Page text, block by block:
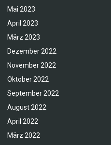
Mai 2023
April 2023
März 2023
Dezember 2022
November 2022
Oktober 2022
September 2022
August 2022
April 2022
März 2022